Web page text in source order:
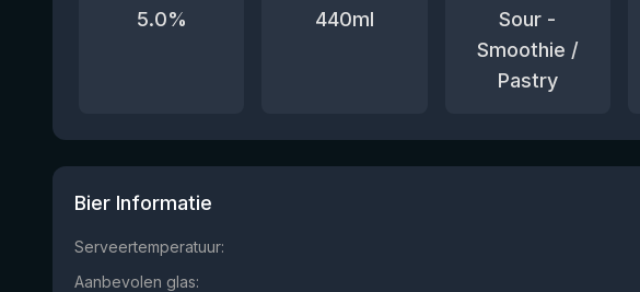
5.0% 440ml
Sour -
Smoothie /
Pastry
Bier Informatie
Serveertemperatuur:
Aanbevolen glas: